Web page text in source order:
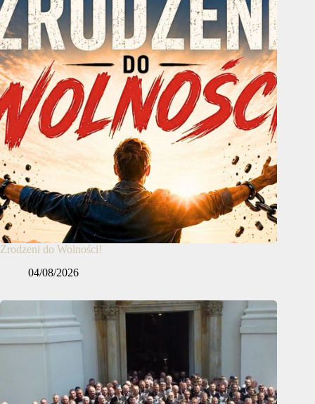
Zrodzeni do Wolności!
04/08/2026